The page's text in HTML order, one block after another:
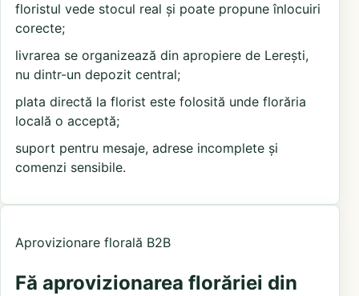
floristul vede stocul real și poate propune înlocuiri
corecte;
livrarea se organizează din apropiere de Lerești,
nu dintr-un depozit central;
plata directă la florist este folosită unde florăria
locală o acceptă;
suport pentru mesaje, adrese incomplete și
comenzi sensibile.
Aprovizionare florală B2B
Fă aprovizionarea florăriei din